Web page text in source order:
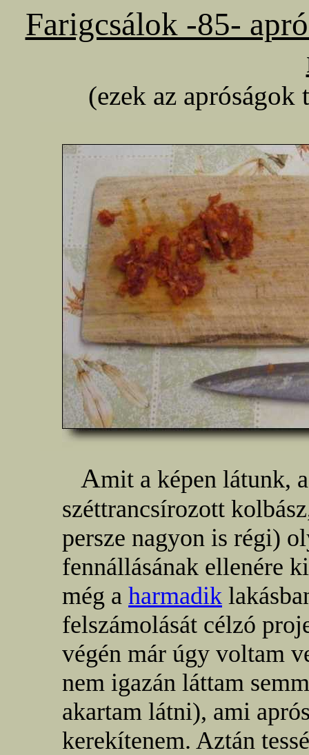
Farigcsálok -85-
(ezek az
Amit a képen látunk,
széttrancsírozott
persze nagyon is régi)
fennállásának ellenére
még a harmadik
felszámolását célzó
végén már úgy voltam
nem igazán láttam
akartam látni), ami
kerekítenem. Aztán